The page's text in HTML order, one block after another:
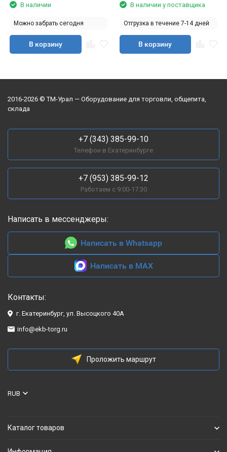
В наличии
Можно забрать сегодня
В корзину
В наличии у поставщика
Отгрузка в течение 7-14 дней
В корзину
2016-2026 © ТМ-Урал — Оборудование для торговли, общепита,
склада
+7 (343) 385-99-10
Телефон в Екатеринбурге
+7 (953) 385-99-12
Работаем с 9:00-17:30
Написать в мессенджеры:
Написать в Whatsapp
Написать в MAX
Контакты:
г. Екатеринбург, ул. Высоцкого 40А
info@ekb-torg.ru
Проложить маршрут
RUB
Каталог товаров